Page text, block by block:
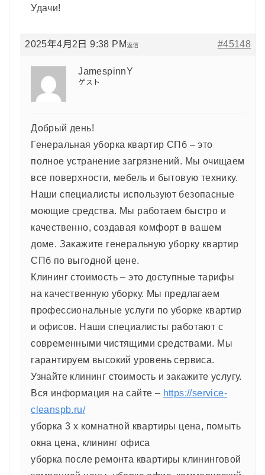
Удачи!
2025年4月2日 9:38 PM #45148
返信
JamespinnY
ゲスト
Добрый день!
Генеральная уборка квартир СПб – это
полное устранение загрязнений. Мы очищаем
все поверхности, мебель и бытовую технику.
Наши специалисты используют безопасные
моющие средства. Мы работаем быстро и
качественно, создавая комфорт в вашем
доме. Закажите генеральную уборку квартир
СПб по выгодной цене.
Клининг стоимость – это доступные тарифы
на качественную уборку. Мы предлагаем
профессиональные услуги по уборке квартир
и офисов. Наши специалисты работают с
современными чистящими средствами. Мы
гарантируем высокий уровень сервиса.
Узнайте клининг стоимость и закажите услугу.
Вся информация на сайте – https://service-
cleanspb.ru/
уборка 3 х комнатной квартиры цена, помыть
окна цена, клининг офиса
уборка после ремонта квартиры клининговой